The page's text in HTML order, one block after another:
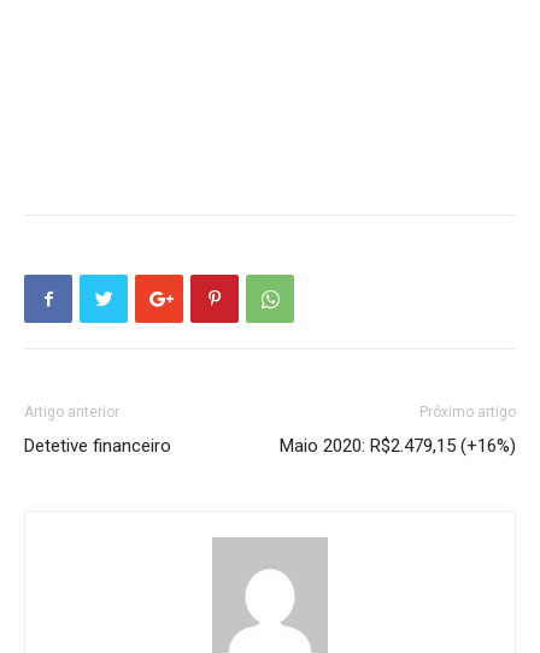
Artigo anterior
Detetive financeiro
Próximo artigo
Maio 2020: R$2.479,15 (+16%)